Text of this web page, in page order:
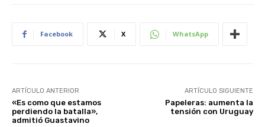
Facebook X WhatsApp
ARTÍCULO ANTERIOR
«Es como que estamos
perdiendo la batalla»,
admitió Guastavino
ARTÍCULO SIGUIENTE
Papeleras: aumenta la
tensión con Uruguay